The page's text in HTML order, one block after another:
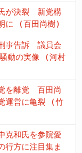
が決裂 新党構
に (百田尚樹)
事告訴 議員会
動の実像 (河村
を離党 百田尚
運営に亀裂 (竹
克和氏を参院愛
方に注目集ま